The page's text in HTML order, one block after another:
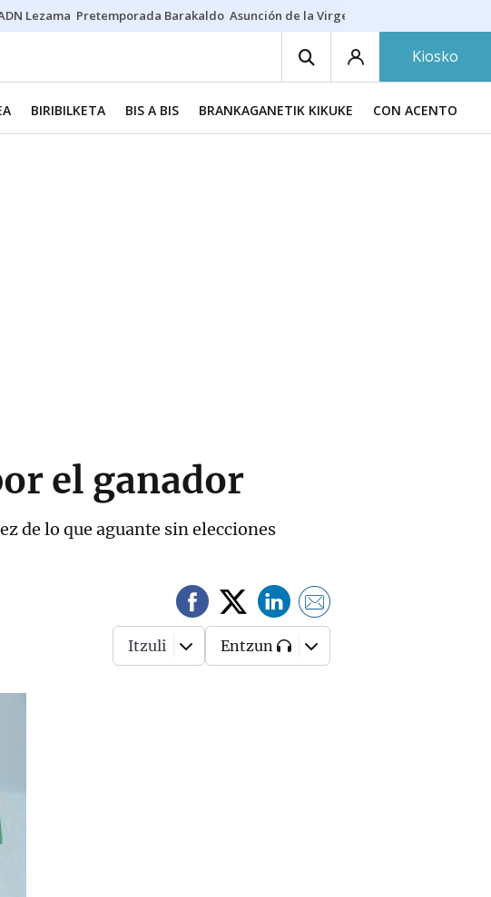
Lezama Pretemporada Barakaldo Asunción de la Virgen
Kiosko
BIRIBILKETA BIS A BIS BRANKAGANETIK KIKUKE CON ACENTO
el ganador
de lo que aguante sin elecciones
Itzuli Entzun